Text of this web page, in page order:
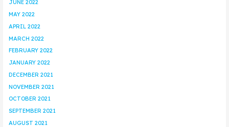
JUNE 2022
MAY 2022
APRIL 2022
MARCH 2022
FEBRUARY 2022
JANUARY 2022
DECEMBER 2021
NOVEMBER 2021
OCTOBER 2021
SEPTEMBER 2021
AUGUST 2021